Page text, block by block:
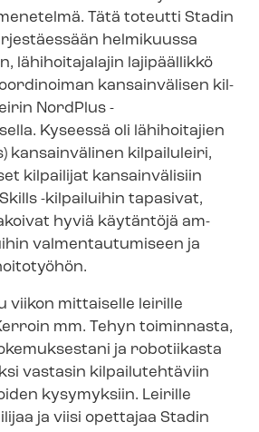
Tätä toteutti Stadin
helmikuussa
lähihoitajalajin lajipäällikkö
kansainvälisen kil­
NordPlus -​
Kyseessä oli lähihoitajien
kansainvälinen kilpailuleiri,
kilpailijat kansainvälisiin
-kilpailuihin tapasivat,
hyviä käytäntöjä am­
valmentautumiseen ja
viikon mittaiselle leirille
mm. Tehyn toiminnasta,
ja robotiikasta
vastasin kilpailutehtäviin
kysymyksiin. Leirille
ja viisi opettajaa Stadin